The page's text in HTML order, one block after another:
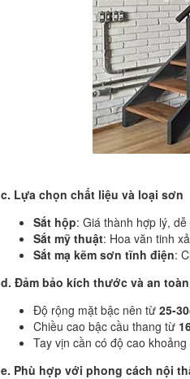
c. Lựa chọn chất liệu và loại sơn
Sắt hộp: Giá thành hợp lý,
Sắt mỹ thuật: Hoa văn tinh
Sắt mạ kẽm sơn tĩnh điện:
d. Đảm bảo kích thước và an toàn
Độ rộng mặt bậc nên từ 25-
Chiều cao bậc cầu thang từ
Tay vịn cần có độ cao khoảng
e. Phù hợp với phong cách nội